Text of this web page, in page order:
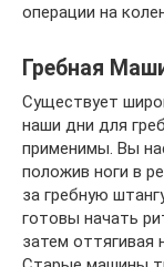
операции на
Гребная
Существует
наши дни для
применимы. Вы
положив ноги в
за гребную
готовы начать
затем оттягивая